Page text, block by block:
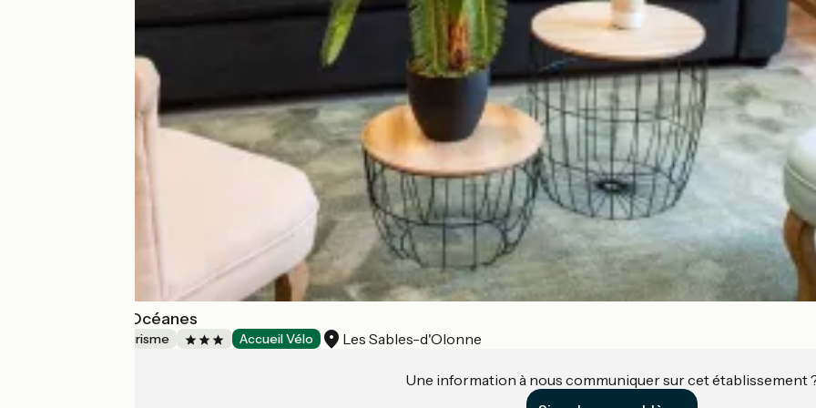
Résidence Les Océanes
Résidences de tourisme Accueil Vélo Les Sables-d'Olonne
Une information à nous communiquer sur cet établissement